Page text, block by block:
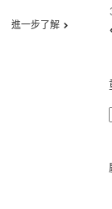
進一步了解